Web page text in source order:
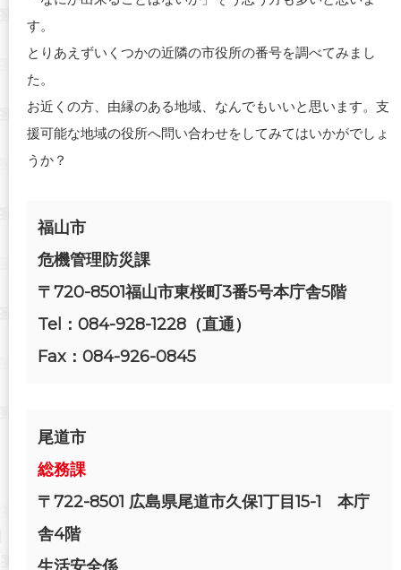
す。
とりあえずいくつかの近隣の市役所の番号を調べてみまし
た。
お近くの方、由縁のある地域、なんでもいいと思います。支
援可能な地域の役所へ問い合わせをしてみてはいかがでしょ
うか？
福山市
危機管理防災課
〒720-8501福山市東桜町3番5号本庁舎5階
Tel：084-928-1228（直通）
Fax：084-926-0845
尾道市
総務課
〒722-8501 広島県尾道市久保1丁目15-1 本庁
舎4階